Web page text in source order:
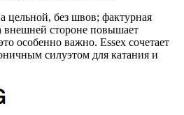
цельной, без швов; фактурная
внешней стороне повышает
особенно важно. Essex сочетает
силуэтом для катания и